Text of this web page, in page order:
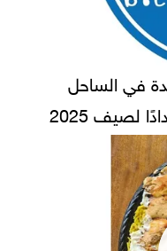
7 فروع جديدة في الساحل
لصيف 2025